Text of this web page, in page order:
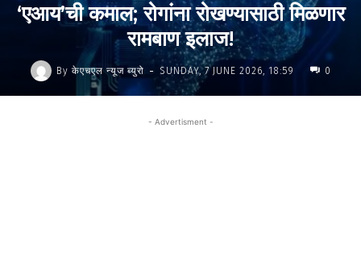
‘एआय’ची कमाल; रोगांना रोखण्यासाठी मिळणार
रामबाण इलाज!
By केएचएल न्यूज ब्युरो - SUNDAY, 7 JUNE 2026, 18:59 0
- Advertisment -